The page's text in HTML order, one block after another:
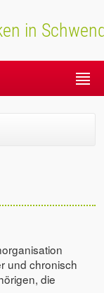
in
und chronisch
die